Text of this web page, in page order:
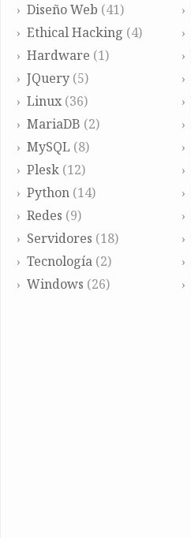
Diseño Web (41)
Ethical Hacking (4)
Hardware (1)
JQuery (5)
Linux (36)
MariaDB (2)
MySQL (8)
Plesk (12)
Python (14)
Redes (9)
Servidores (18)
Tecnología (2)
Windows (26)